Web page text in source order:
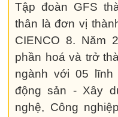
Tập đoàn GFS
thân là đơn vị
CIENCO 8. Năm
phần hoá và trở
ngành với 05
động sản - Xây
nghệ, Công